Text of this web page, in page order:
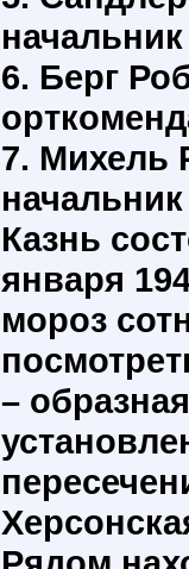
6. Берг
7. Михель
Казнь
января
мороз
–